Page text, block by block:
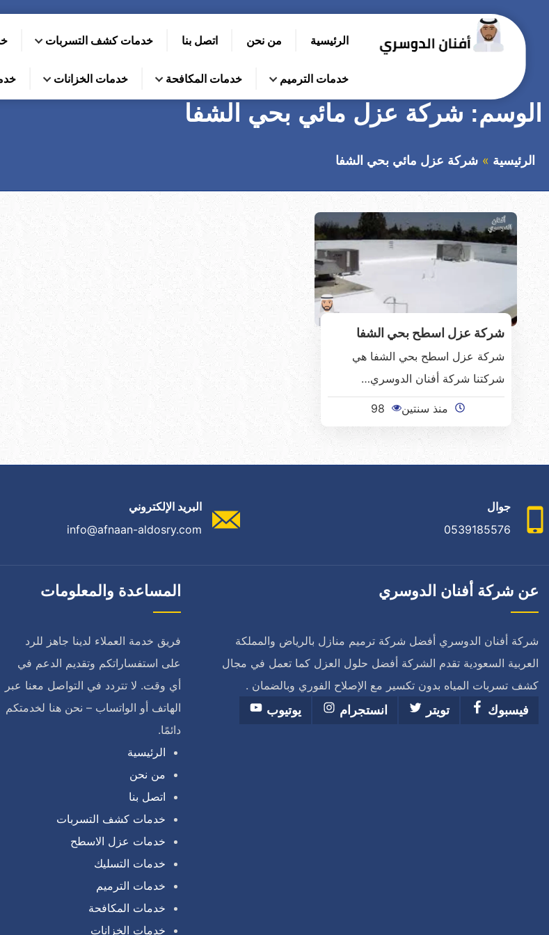
الرئيسية من نحن اتصل بنا خدمات كشف التسربات
خدمات الترميم خدمات المكافحة خدمات الخزانات
الوسم: شركة عزل مائي بحي الشفا
الرئيسية شركة عزل مائي بحي الشفا
شركة عزل اسطح بحي الشفا
شركة عزل اسطح بحي الشفا هي
شركتنا شركة أفنان الدوسري…
منذ سنتين 98
جوال
0539185576
البريد الإلكتروني
info@afnaan-aldosry.com
عن شركة أفنان الدوسري
شركة أفنان الدوسري أفضل شركة ترميم منازل بالرياض والمملكة
العربية السعودية تقدم الشركة أفضل حلول العزل كما تعمل في مجال
كشف تسربات المياه بدون تكسير مع الإصلاح الفوري وبالضمان .
فيسبوك
تويتر انستجرام يوتيوب
المساعدة والمعلومات
فريق خدمة العملاء لدينا جاهز للرد
على استفساراتكم وتقديم الدعم في
أي وقت. لا تتردد في التواصل معنا عبر
الهاتف أو الواتساب – نحن هنا لخدمتكم
دائمًا.
الرئيسية
من نحن
اتصل بنا
خدمات كشف التسربات
خدمات عزل الاسطح
خدمات التسليك
خدمات الترميم
خدمات المكافحة
خدمات الخزانات